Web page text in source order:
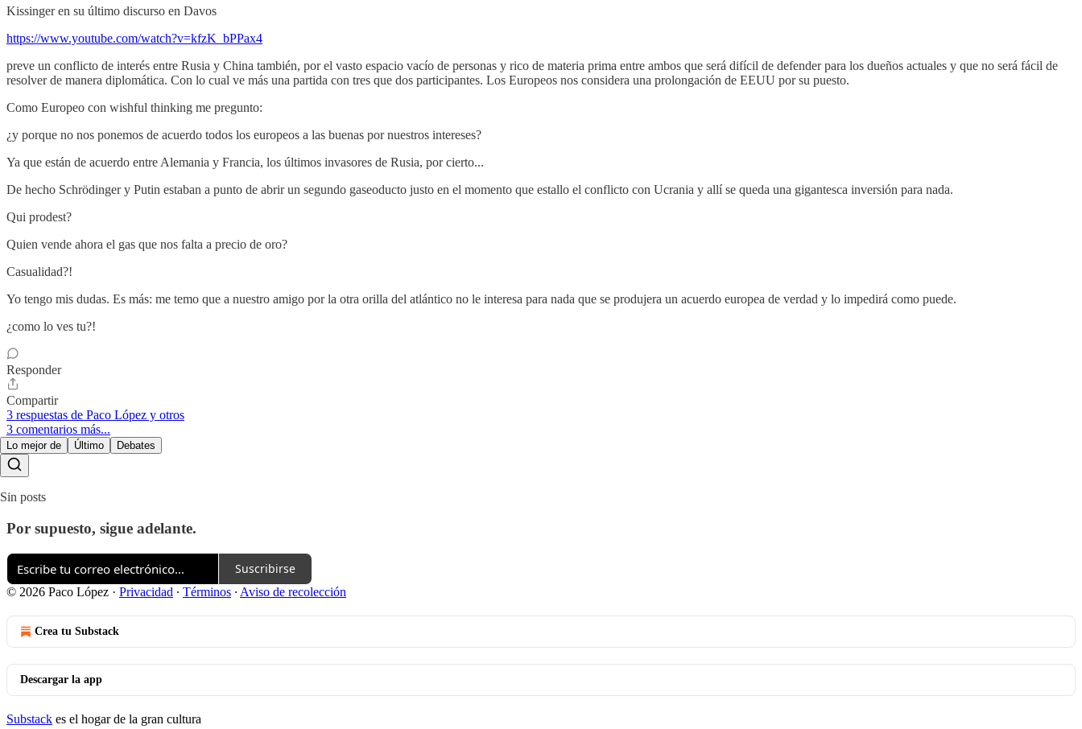
Kissinger en su último discurso en Davos
https://www.youtube.com/watch?v=kfzK_bPPax4
preve un conflicto de interés entre Rusia y China también, por el vasto espacio vacío de personas y rico de materia prima entre ambos que será difícil de defender para los dueños actuales y que no será fácil de
resolver de manera diplomática. Con lo cual ve más una partida con tres que dos participantes. Los Europeos nos considera una prolongación de EEUU por su puesto.
Como Europeo con wishful thinking me pregunto:
¿y porque no nos ponemos de acuerdo todos los europeos a las buenas por nuestros intereses?
Ya que están de acuerdo entre Alemania y Francia, los últimos invasores de Rusia, por cierto...
De hecho Schrödinger y Putin estaban a punto de abrir un segundo gaseoducto justo en el momento que estallo el conflicto con Ucrania y allí se queda una gigantesca inversión para nada.
Qui prodest?
Quien vende ahora el gas que nos falta a precio de oro?
Casualidad?!
Yo tengo mis dudas. Es más: me temo que a nuestro amigo por la otra orilla del atlántico no le interesa para nada que se produjera un acuerdo europea de verdad y lo impedirá como puede.
¿como lo ves tu?!
Responder
Compartir
3 respuestas de Paco López y otros
3 comentarios más...
Lo mejor de Último Debates
Sin posts
Por supuesto, sigue adelante.
Suscribirse
© 2026 Paco López · Privacidad ∙ Términos ∙ Aviso de recolección
Crea tu Substack
Descargar la app
Substack es el hogar de la gran cultura